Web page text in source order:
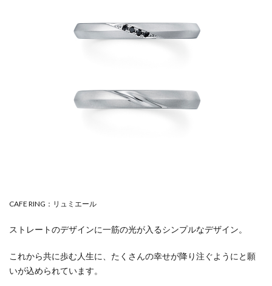
CAFE RING：リュミエール
ストレートのデザインに一筋の光が入るシンプルなデザイン。
これから共に歩む人生に、たくさんの幸せが降り注ぐようにと願
いが込められています。